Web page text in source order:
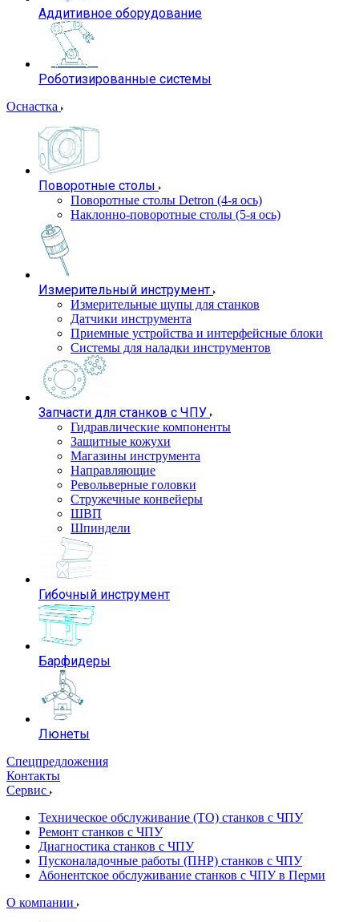
Аддитивное оборудование
Роботизированные системы
Оснастка
Поворотные столы
Поворотные столы Detron (4-я ось)
Наклонно-поворотные столы (5-я ось)
Измерительный инструмент
Измерительные щупы для станков
Датчики инструмента
Приемные устройства и интерфейсные блоки
Системы для наладки инструментов
Запчасти для станков с ЧПУ
Гидравлические компоненты
Защитные кожухи
Магазины инструмента
Направляющие
Револьверные головки
Стружечные конвейеры
ШВП
Шпиндели
Гибочный инструмент
Барфидеры
Люнеты
Спецпредложения
Контакты
Сервис
Техническое обслуживание (ТО) станков с ЧПУ
Ремонт станков с ЧПУ
Диагностика станков с ЧПУ
Пусконаладочные работы (ПНР) станков с ЧПУ
Абонентское обслуживание станков с ЧПУ в Перми
О компании